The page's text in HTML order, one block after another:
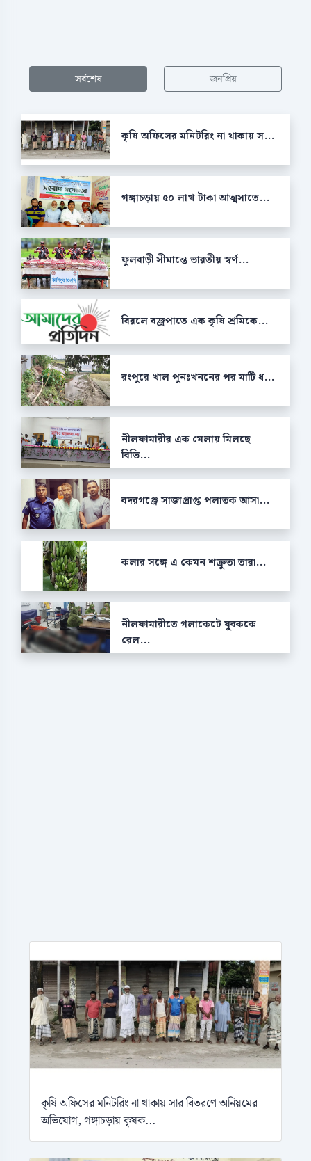
সর্বশেষ জনপ্রিয়
কৃষি অফিসের মনিটরিং না থাকায় স...
গঙ্গাচড়ায় ৫০ লাখ টাকা আত্মসাতে...
ফুলবাড়ী সীমান্তে ভারতীয় স্বর্ণ...
বিরলে বজ্রপাতে এক কৃষি শ্রমিকে...
রংপুরে খাল পুনঃখননের পর মাটি ধ...
নীলফামারীর এক মেলায় মিলছে
বিভি...
বদরগঞ্জে সাজাপ্রাপ্ত পলাতক আসা...
কলার সঙ্গে এ কেমন শক্রুতা তারা...
নীলফামারীতে গলাকেটে যুবককে
রেল...
কৃষি অফিসের মনিটরিং না থাকায় সার বিতরণে অনিয়মের
অভিযোগ, গঙ্গাচড়ায় কৃষক...